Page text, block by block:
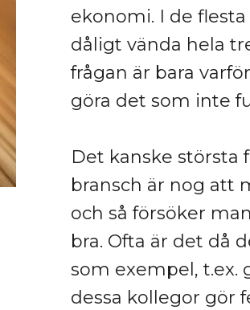
ekonomi. I de
dåligt vända hela
frågan är bara
göra det som inte
Det kanske största
bransch är nog att
och så försöker
bra. Ofta är det då
som exempel, t.ex.
dessa kollegor gör